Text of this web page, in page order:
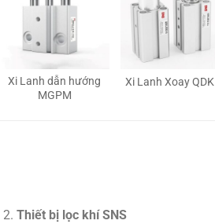
Xi Lanh dẫn hướng
MGPM
Xi Lanh Xoay QDK
Thiết bị lọc khí SNS